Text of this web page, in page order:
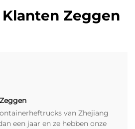
Zeggen
van Zhejiang
een jaar en ze hebben onze